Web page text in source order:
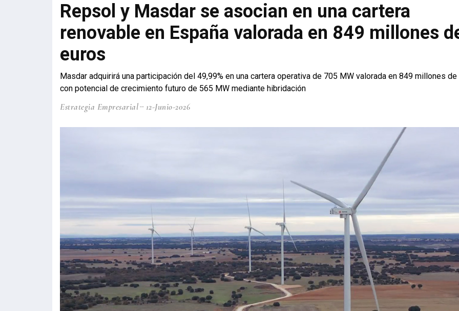
Repsol y Masdar se asocian en una cartera
renovable en España valorada en 849 millones
euros
Masdar adquirirá una participación del 49,99% en una cartera operativa de 705 MW valorada en 849 millones de
con potencial de crecimiento futuro de 565 MW mediante hibridación
Estrategia Empresarial 12-Junio-2026